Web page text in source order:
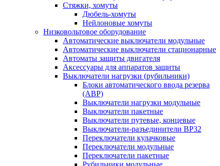
Стяжки, хомуты
Дюбель-хомуты
Нейлоновые хомуты
Низковольтовое оборудование
Автоматические выключатели модульные
Автоматические выключатели стационарные
Автоматы защиты двигателя
Аксессуары для аппаратов защиты
Выключатели нагрузки (рубильники)
Блоки автоматического ввода резерва
(АВР)
Выключатели нагрузки модульные
Выключатели пакетные
Выключатели путевые, концевые
Выключатели-разъединители ВР32
Переключатели кулачковые
Переключатели модульные
Переключатели пакетные
Рубильники модульные